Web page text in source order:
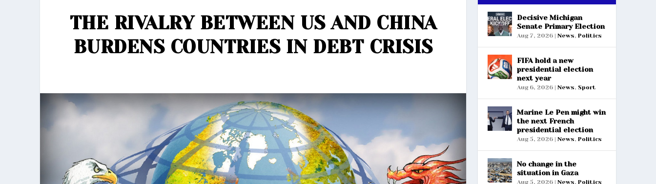
THE RIVALRY BETWEEN US AND CHINA
BURDENS COUNTRIES IN DEBT CRISIS
Decisive Michigan
Senate Primary Election
Aug 7, 2026| News, Politics
FIFA hold a new
presidential election
next year
Aug 6, 2026| News, Sport
Marine Le Pen might win
the next French
presidential election
Aug 5, 2026| News, Politics
No change in the
situation in Gaza
Aug 5, 2026| News, Politics